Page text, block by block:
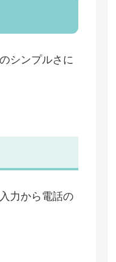
シンプルさに
力から電話の